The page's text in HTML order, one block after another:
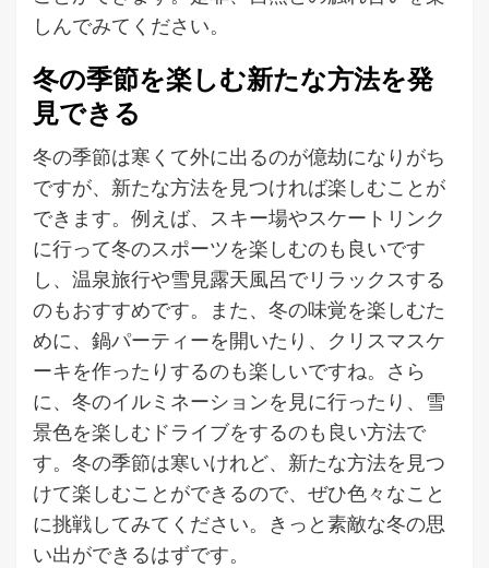
しんでみてください。
冬の季節を楽しむ新たな方法を発
見できる
冬の季節は寒くて外に出るのが億劫になりがち
ですが、新たな方法を見つければ楽しむことが
できます。例えば、スキー場やスケートリンク
に行って冬のスポーツを楽しむのも良いです
し、温泉旅行や雪見露天風呂でリラックスする
のもおすすめです。また、冬の味覚を楽しむた
めに、鍋パーティーを開いたり、クリスマスケ
ーキを作ったりするのも楽しいですね。さら
に、冬のイルミネーションを見に行ったり、雪
景色を楽しむドライブをするのも良い方法で
す。冬の季節は寒いけれど、新たな方法を見つ
けて楽しむことができるので、ぜひ色々なこと
に挑戦してみてください。きっと素敵な冬の思
い出ができるはずです。